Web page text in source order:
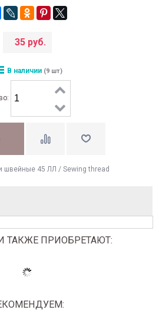
35 руб.
В наличии (9 шт)
швейные 45 ЛЛ / Sewing thread
ТАКЖЕ ПРИОБРЕТАЮТ: